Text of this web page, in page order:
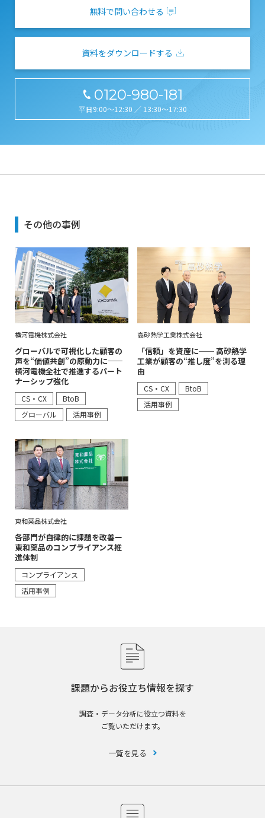
無料で問い合わせる
資料をダウンロードする
0120-980-181
平日9:00～12:30 ／ 13:30～17:30
その他の事例
横河電機株式会社
グローバルで可視化した顧客の
声を“価値共創”の原動力に――
横河電機全社で推進するパート
ナーシップ強化
CS・CX
BtoB
グローバル
活用事例
高砂熱学工業株式会社
「信頼」を資産に── 高砂熱学
工業が顧客の“推し度”を測る理
由
CS・CX
BtoB
活用事例
東和薬品株式会社
各部門が自律的に課題を改善ー
東和薬品のコンプライアンス推
進体制
コンプライアンス
活用事例
課題からお役立ち情報を探す
調査・データ分析に役立つ資料を
ご覧いただけます。
一覧を見る